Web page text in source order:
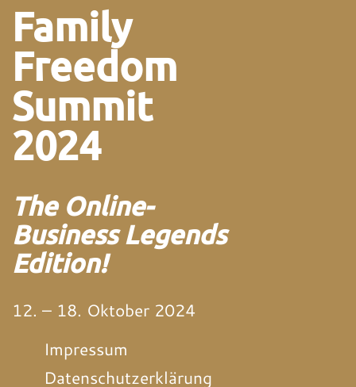
Family
Freedom
Summit
2024
The Online-
Business Legends
Edition!
12. – 18. Oktober 2024
Impressum
Datenschutzerklärung